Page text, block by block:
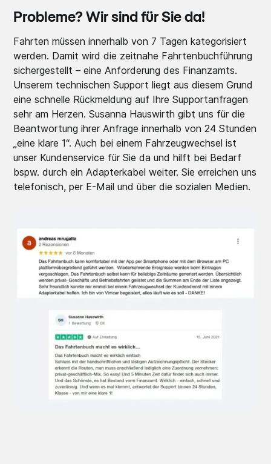
Probleme? Wir sind für Sie da!
Fahrten müssen innerhalb von 7 Tagen kategorisiert
werden. Damit wird die zeitnahe Fahrtenbuchführung
sichergestellt – eine Anforderung des Finanzamts.
Unserem technischen Support liegt aus diesem Grund
eine schnelle Rückmeldung auf Ihre Supportanfragen
sehr am Herzen. Susanna Hauswirth gibt uns für die
Beantwortung ihrer Anfrage innerhalb von 24 Stunden
„eine klare 1“. Auch bei einem Fahrzeugwechsel ist
unser Kundenservice für Sie da und hilft bei Bedarf
bspw. durch ein Adapterkabel weiter. Sie erreichen uns
telefonisch, per E-Mail und über die sozialen Medien.